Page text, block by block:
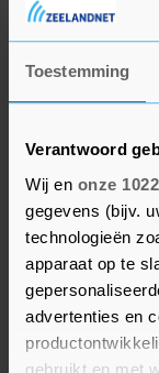
Toestemming
Verantwoord
Wij en onze
gegevens (bijv.
technologieën
apparaat op te
advertenties en
gebruikt en met
De Tijdelijke
maakt ook
bijvoorbeeld,
geeft, het
stemlokaal